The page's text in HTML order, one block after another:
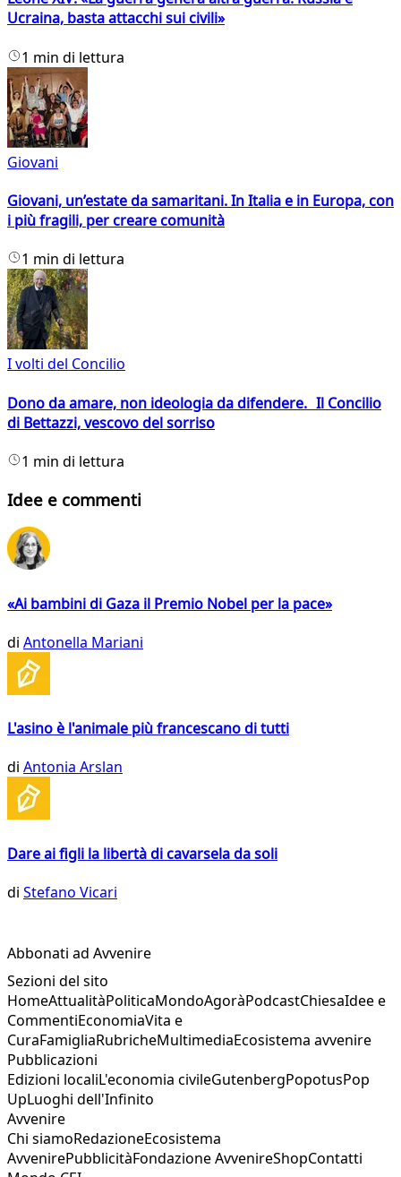
Ucraina, basta attacchi sui civili»
1 min di lettura
Giovani
Giovani, un’estate da samaritani. In Italia e in Europa, con
i più fragili, per creare comunità
1 min di lettura
I volti del Concilio
Dono da amare, non ideologia da difendere. Il Concilio
di Bettazzi, vescovo del sorriso
1 min di lettura
Idee e commenti
«Ai bambini di Gaza il Premio Nobel per la pace»
di Antonella Mariani
L'asino è l'animale più francescano di tutti
di Antonia Arslan
Dare ai figli la libertà di cavarsela da soli
di Stefano Vicari
Abbonati ad Avvenire
Sezioni del sito
HomeAttualitàPoliticaMondoAgoràPodcastChiesaIdee e
CommentiEconomiaVita e
CuraFamigliaRubricheMultimediaEcosistema avvenire
Pubblicazioni
Edizioni localiL'economia civileGutenbergPopotusPop
UpLuoghi dell'Infinito
Avvenire
Chi siamoRedazioneEcosistema
AvvenirePubblicitàFondazione AvvenireShopContatti